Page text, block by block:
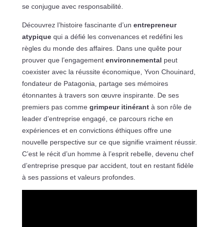
se conjugue avec responsabilité.
Découvrez l’histoire fascinante d’un entrepreneur
atypiquequi a défié les convenances et redéfini les
règles du monde des affaires. Dans une quête pour
prouver que l’engagement environnemental peut
coexister avec la réussite économique, Yvon Chouinard,
fondateur de Patagonia, partage ses mémoires
étonnantes à travers son œuvre inspirante. De ses
premiers pas comme grimpeur itinérantà son rôle de
leader d’entreprise engagé, ce parcours riche en
expériences et en convictions éthiques offre une
nouvelle perspective sur ce que signifie vraiment réussir.
C’est le récit d’un homme à l’esprit rebelle, devenu chef
d’entreprise presque par accident, tout en restant fidèle
à ses passions et valeurs profondes.